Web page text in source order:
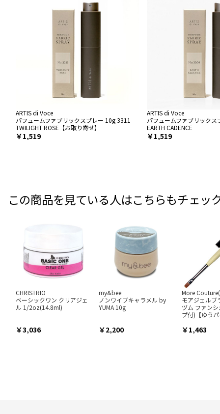
ARTIS di Voce
パフュームファブリックスプレー 10g 3311
TWILIGHT ROSE【お取り寄せ】
￥1,519
ARTIS di Voce
パフュームファブリック
EARTH CADENCE
￥1,519
この商品を見ている人はこちらもチェッ
CHRISTRIO
ベーシックワン クリアジェ
ル 1/2oz(14.8ml)
3,036
my&bee
ノンワイプキャラメル by
YUMA 10g
2,200
More
モアジェルブ
ヅム ファン
プ付)【ゆう
1,463